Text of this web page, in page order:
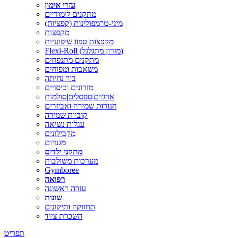
עזרי אימון
מתקנים לימודיים
מיני-טרמפולינות (קפציות)
מקפצות
מקפצות ספוג|שיפועיות
Flexi-Roll (מזרון מתגלגל)
מתקנים מתנפחים
משאבות ומפוחים
בור נחיתה
מזרונים וכיסויים
ארגזים|ספסלים|סולמות
חגורות שמירה ואביזרים
קוביות שמירה
עגלות נשיאה
מקבילונים
מגנזיום
מתקני ילדים
מערכות משולבות
Gymboree
רפואה
עזרה ראשונה
שונות
תחזוקה ותיקונים
השכרת ציוד
תפריט